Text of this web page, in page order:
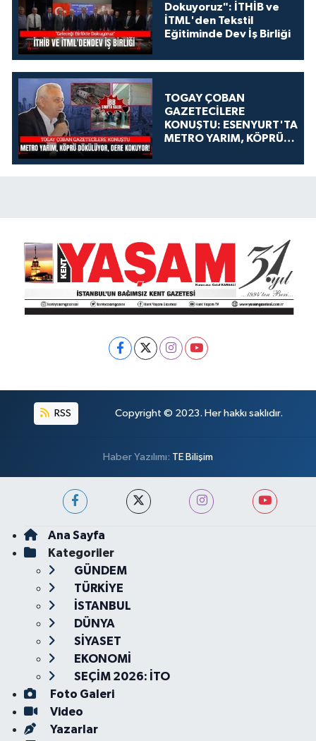
Dokuyoruz": İTHİB ve
İTML'den Tekstil
Eğitiminde Dev İş Birliği
TOGAY ÇOBAN
GAZETECİLERE
KONUŞTU: ESENYURT'TA
METRO YARIM, KÖPRÜ
KOKUYOR!
RSS Copyright © 2023. Her hakkı saklıdır.
Haber Yazılımı: TE Bilişim
Ana Sayfa
Kategoriler
GÜNDEM
TÜRKİYE
İSTANBUL
DÜNYA
SİYASET
EKONOMİ
SEÇİM 2026: İTO
Foto Galeri
Video
Yazarlar